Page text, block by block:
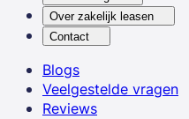
Over zakelijk leasen
Contact
Blogs
Veelgestelde vragen
Reviews